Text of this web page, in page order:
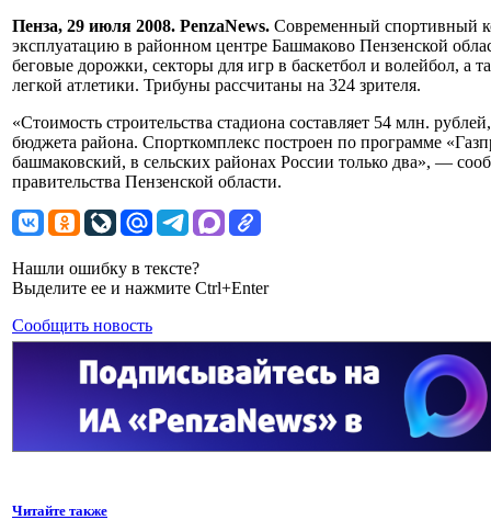
Пенза, 29 июля 2008. PenzaNews. Современный спортивный
эксплуатацию в районном центре Башмаково Пензенской
беговые дорожки, секторы для игр в баскетбол и волейбол, а
легкой атлетики. Трибуны рассчитаны на 324 зрителя.
«Стоимость строительства стадиона составляет 54 млн.
бюджета района. Спорткомплекс построен по программе
башмаковский, в сельских районах России только два», —
правительства Пензенской области.
Нашли ошибку в тексте?
Выделите ее и нажмите Ctrl+Enter
Сообщить новость
Читайте также